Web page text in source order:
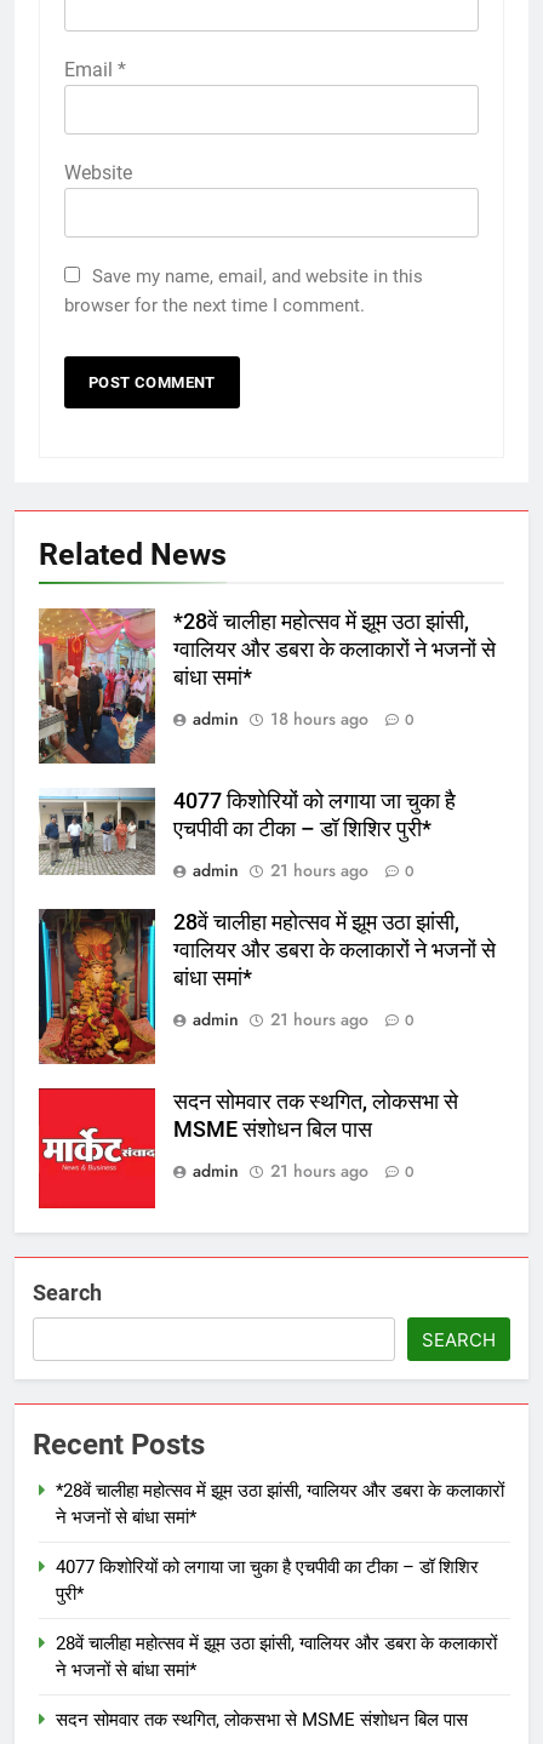
Email *
Website
Save my name, email, and website in this
browser for the next time I comment.
Related News
*28वें चालीहा महोत्सव में झूम उठा झांसी,
ग्वालियर और डबरा के कलाकारों ने भजनों से
बांधा समां*
admin
18 hours ago 0
4077 किशोरियों को लगाया जा चुका है
एचपीवी का टीका – डॉ शिशिर पुरी*
admin
21 hours ago 0
28वें चालीहा महोत्सव में झूम उठा झांसी,
ग्वालियर और डबरा के कलाकारों ने भजनों से
बांधा समां*
admin
21 hours ago 0
सदन सोमवार तक स्थगित, लोकसभा से
MSME संशोधन बिल पास
admin
21 hours ago 0
Search
SEARCH
Recent Posts
*28वें चालीहा महोत्सव में झूम उठा झांसी, ग्वालियर और डबरा के कलाकारों
ने भजनों से बांधा समां*
4077 किशोरियों को लगाया जा चुका है एचपीवी का टीका – डॉ शिशिर
पुरी*
28वें चालीहा महोत्सव में झूम उठा झांसी, ग्वालियर और डबरा के कलाकारों
ने भजनों से बांधा समां*
सदन सोमवार तक स्थगित, लोकसभा से MSME संशोधन बिल पास